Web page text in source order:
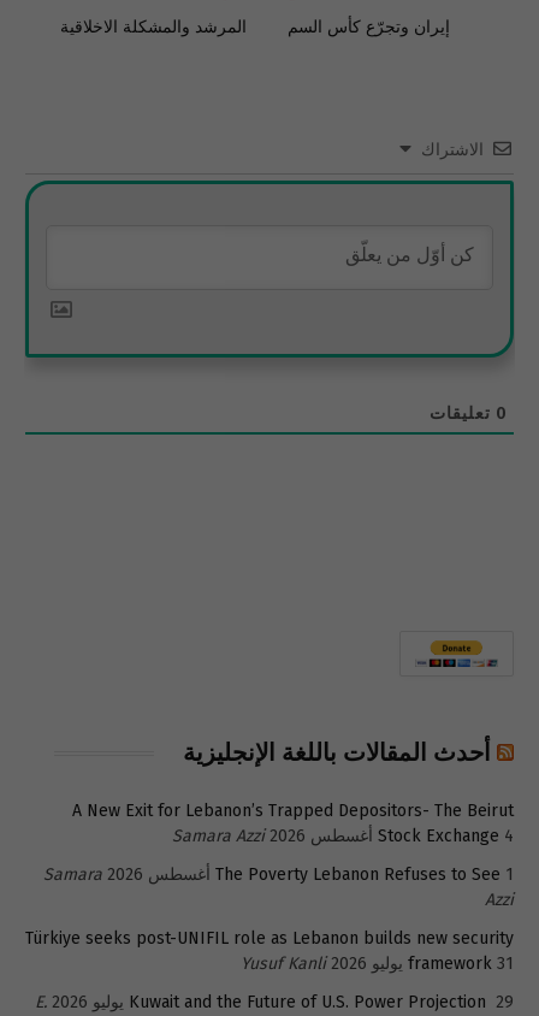
إيران وتجرّع كأس السم المرشد والمشكلة الاخلاقية
الاشتراك
0 تعليقات
أحدث المقالات باللغة الإنجليزية
A New Exit for Lebanon’s Trapped Depositors- The Beirut
Stock Exchange 4 أغسطس 2026
Samara Azzi
The Poverty Lebanon Refuses to See 1 أغسطس 2026
Samara
Azzi
Türkiye seeks post-UNIFIL role as Lebanon builds new security
framework 31 يوليو 2026
Yusuf Kanli
Kuwait and the Future of U.S. Power Projection 29 يوليو 2026
E.